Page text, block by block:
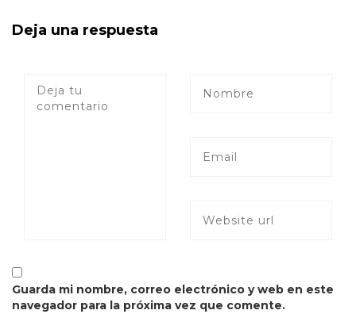
Deja una respuesta
Guarda mi nombre, correo electrónico y web en este
navegador para la próxima vez que comente.